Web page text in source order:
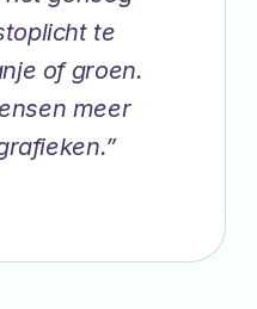
te
of groen.
meer